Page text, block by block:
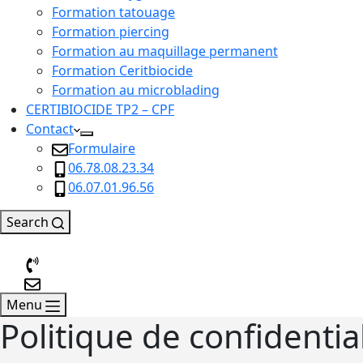
Formation tatouage
Formation piercing
Formation au maquillage permanent
Formation Ceritbiocide
Formation au microblading
CERTIBIOCIDE TP2 – CPF
Contact
Formulaire
06.78.08.23.34
06.07.01.96.56
Search
Menu
Politique de